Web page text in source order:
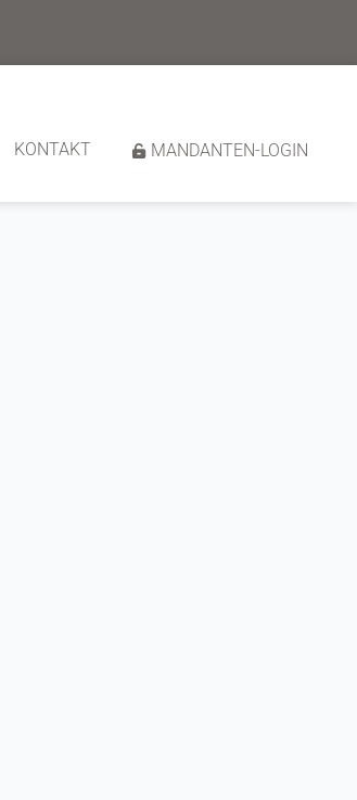
KONTAKT MANDANTEN-LOGIN